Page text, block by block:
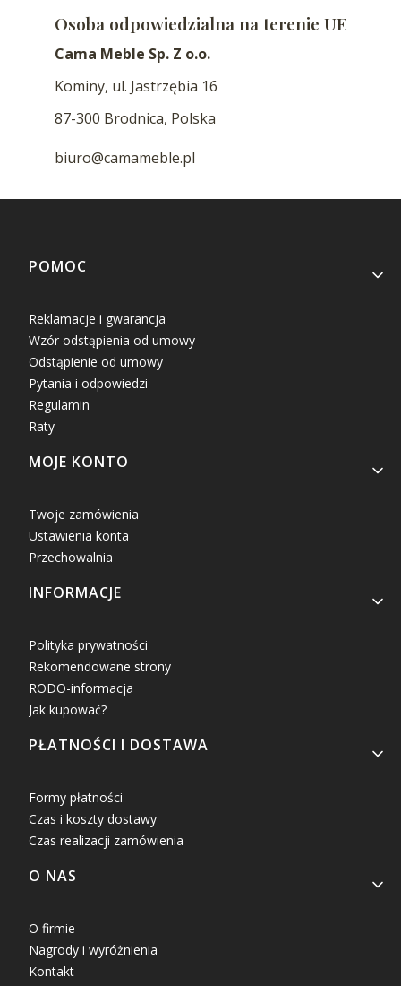
Osoba odpowiedzialna na terenie UE
Cama Meble Sp. Z o.o.
Kominy, ul. Jastrzębia 16
87-300 Brodnica, Polska
biuro@camameble.pl
Linki w stopce
POMOC
Reklamacje i gwarancja
Wzór odstąpienia od umowy
Odstąpienie od umowy
Pytania i odpowiedzi
Regulamin
Raty
MOJE KONTO
Twoje zamówienia
Ustawienia konta
Przechowalnia
INFORMACJE
Polityka prywatności
Rekomendowane strony
RODO-informacja
Jak kupować?
PŁATNOŚCI I DOSTAWA
Formy płatności
Czas i koszty dostawy
Czas realizacji zamówienia
O NAS
O firmie
Nagrody i wyróżnienia
Kontakt